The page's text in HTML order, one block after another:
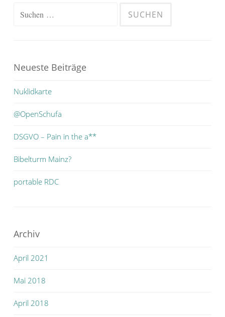
Suchen
Neueste Beiträge
Nuklidkarte
@OpenSchufa
DSGVO – Pain in the a**
Bibelturm Mainz?
portable RDC
Archiv
April 2021
Mai 2018
April 2018